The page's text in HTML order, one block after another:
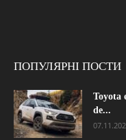
ПОПУЛЯРНІ ПОСТИ
Toyota
de...